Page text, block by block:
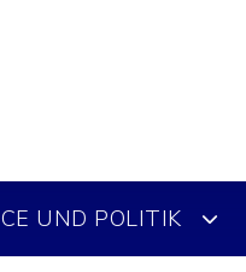
UND POLITIK